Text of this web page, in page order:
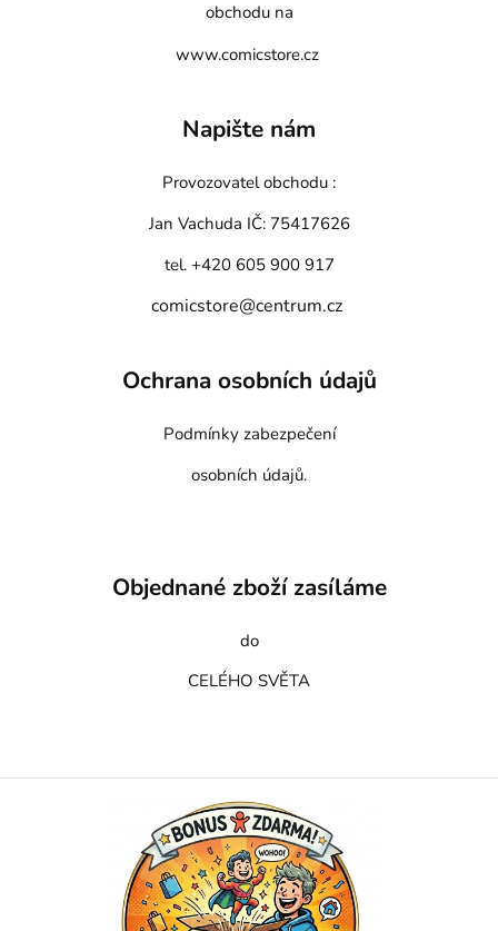
obchodu na
www.comicstore.cz
Napište nám
Provozovatel obchodu :
Jan Vachuda IČ: 75417626
tel. +420 605 900 917
comicstore@centrum.cz
Ochrana osobních údajů
Podmínky zabezpečení
osobních údajů.
Objednané zboží zasíláme
do
CELÉHO SVĚTA